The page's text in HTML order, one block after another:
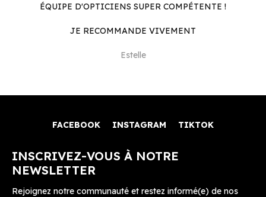
ÉQUIPE D'OPTICIENS SUPER COMPÉTENTE !
JE RECOMMANDE VIVEMENT
Estelle
FACEBOOK INSTAGRAM TIKTOK
INSCRIVEZ-VOUS À NOTRE
NEWSLETTER
Rejoignez notre communauté et restez informé(e) de nos